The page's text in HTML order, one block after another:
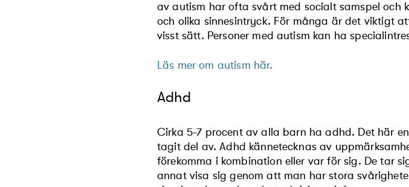
av autism har ofta svårt med socialt samspel och
och olika sinnesintryck. För många är det viktigt
visst sätt. Personer med autism kan ha
Läs mer om autism här.
Adhd
Cirka 5-7 procent av alla barn ha adhd. Det här
tagit del av. Adhd kännetecknas av
förekomma i kombination eller var för sig. De tar
annat visa sig genom att man har stora